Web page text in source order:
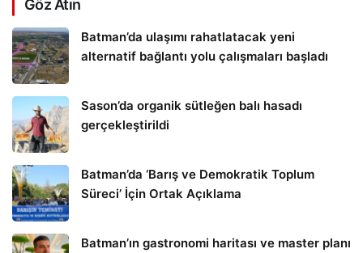
Göz Atın
Batman’da ulaşımı rahatlatacak yeni
alternatif bağlantı yolu çalışmaları başladı
Sason’da organik sütleğen balı hasadı
gerçekleştirildi
Batman’da ‘Barış ve Demokratik Toplum
Süreci’ İçin Ortak Açıklama
Batman’ın gastronomi haritası ve master planı